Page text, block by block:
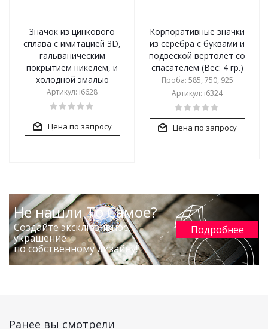
Значок из цинкового
сплава с имитацией 3D,
гальваническим
покрытием никелем, и
холодной эмалью
Артикул: i6628
Цена по запросу
Корпоративные значки
из серебра с буквами и
подвеской вертолёт со
спасателем (Вес: 4 гр.)
Проба: 585, 750, 925
Артикул: i6324
Цена по запросу
Не нашли То Самое?
Создайте эксклюзивное
украшение
по собственному дизайну!
Подробнее
Ранее вы смотрели